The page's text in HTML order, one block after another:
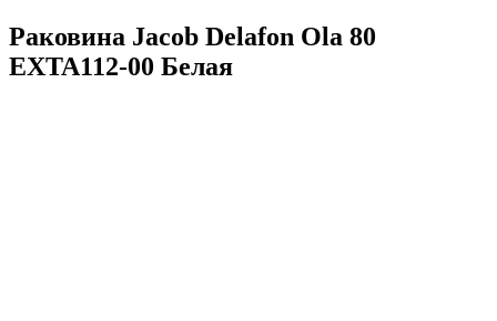
Раковина Jacob Delafon Ola 80
EXTA112-00 Белая